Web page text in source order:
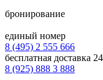
бронирование
единый номер
8 (495) 2 555 666
бесплатная доставка
8 (925) 888 3 888